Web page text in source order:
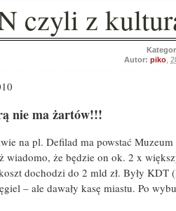
czyli z
Autor: piko
nie ma żartów!!!
na pl. Defilad ma powstać
wiadomo, że będzie on ok. 2 x
dochodzi do 2 mld zł. Były KDT
– ale dawały kasę miastu. Po